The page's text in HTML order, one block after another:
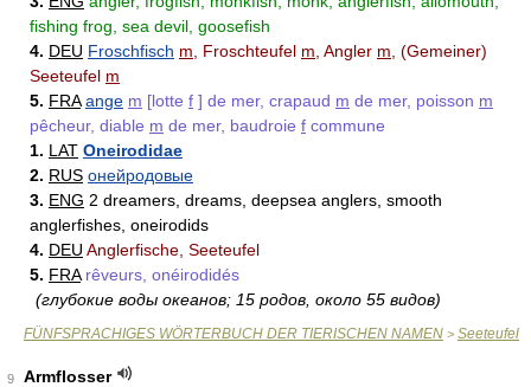
fishing frog, sea devil, goosefish
4. DEU Froschfisch m , Froschteufel m , Angler m , (Gemeiner)
Seeteufel m
5. FRA ange m [lotte f ] de mer, crapaud m de mer, poisson m
pêcheur, diable m de mer, baudroie f commune
1. LAT Oneirodidae
2. RUS онейродовые
3. ENG 2 dreamers, dreams, deepsea anglers, smooth
anglerfishes, oneirodids
4. DEU Anglerfische, Seeteufel
5. FRA rêveurs, onéirodidés
(глубокие воды океанов; 15 родов, около 55 видов)
FÜNFSPRACHIGES WÖRTERBUCH DER TIERISCHEN NAMEN > Seeteufel
9
Armflosser